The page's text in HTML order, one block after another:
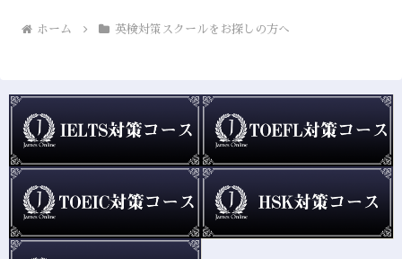
ホーム 英検対策スクールをお探しの方へ